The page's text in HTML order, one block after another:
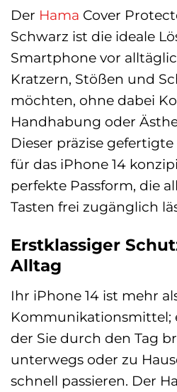
Der Hama Cover
Schwarz ist die ideale
Smartphone vor
Kratzern, Stößen und
möchten, ohne dabei
Handhabung oder
Dieser präzise
für das iPhone 14
perfekte Passform, die
Tasten frei zugänglich
Erstklassiger
Alltag
Ihr iPhone 14 ist mehr
Kommunikationsmittel;
der Sie durch den Tag
unterwegs oder zu
schnell passieren. Der